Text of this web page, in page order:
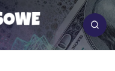
pracy, biznesie i